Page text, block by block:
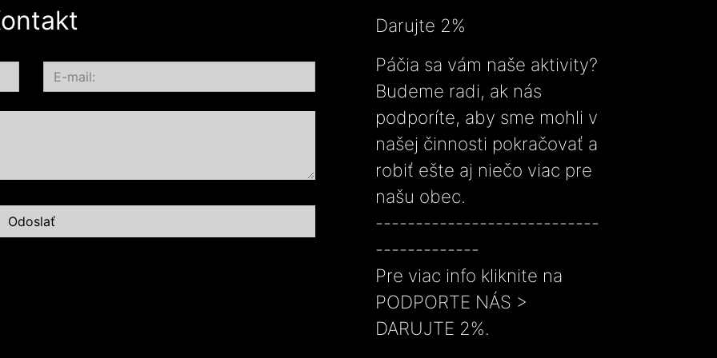
Darujte 2%
Páčia sa vám naše aktivity?
Budeme radi, ak nás
podporíte, aby sme mohli v
našej činnosti pokračovať a
robiť ešte aj niečo viac pre
našu obec.
----------------------------
-------------
Pre viac info kliknite na
PODPORTE NÁS >
DARUJTE 2%.